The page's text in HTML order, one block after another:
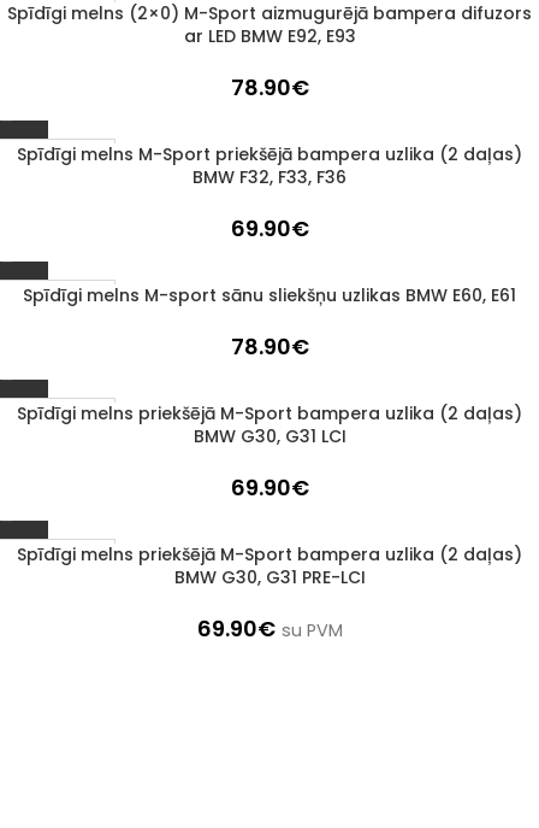
1–3 d. d.
Spīdīgi melns (2×0) M-Sport aizmugurējā bampera difuzors
ar LED BMW E92, E93
78.90€
1–3 d. d.
Spīdīgi melns M-Sport priekšējā bampera uzlika (2 daļas)
BMW F32, F33, F36
69.90€
1–3 d. d.
Spīdīgi melns M-sport sānu sliekšņu uzlikas BMW E60, E61
78.90€
1–3 d. d.
Spīdīgi melns priekšējā M-Sport bampera uzlika (2 daļas)
BMW G30, G31 LCI
69.90€
1–3 d. d.
Spīdīgi melns priekšējā M-Sport bampera uzlika (2 daļas)
BMW G30, G31 PRE-LCI
69.90€ su PVM